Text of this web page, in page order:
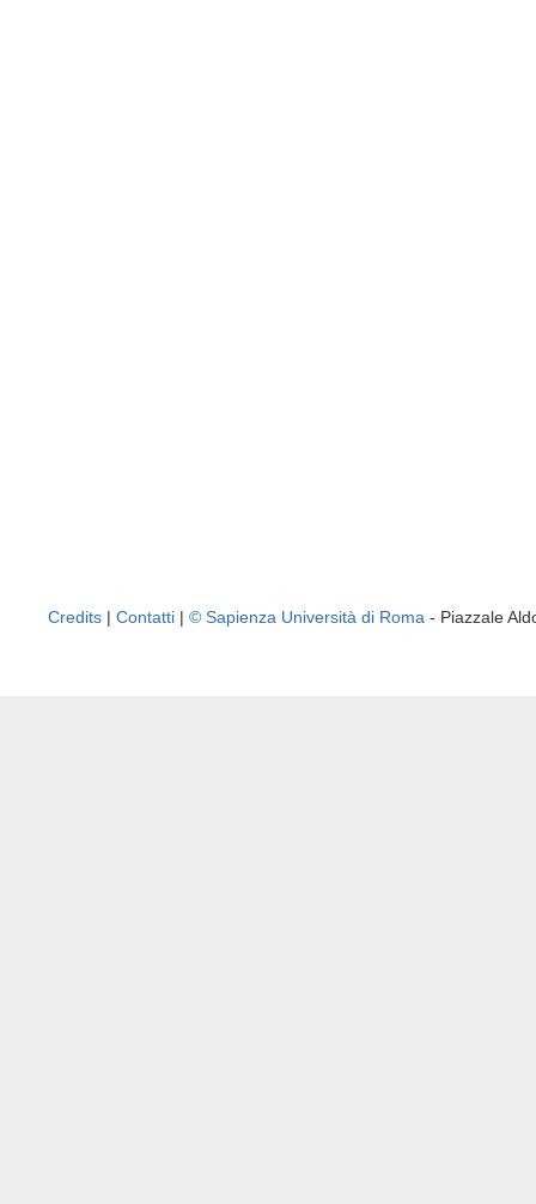
Credits | Contatti | © Sapienza Università di Roma - Piazzale